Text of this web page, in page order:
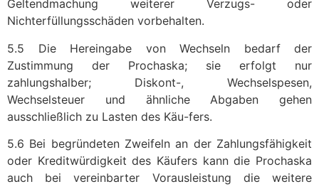
Geltendmachung weiterer Verzugs- oder
Nichterfüllungsschäden vorbehalten.
5.5 Die Hereingabe von Wechseln bedarf der
Zustimmung der Prochaska; sie erfolgt nur
zahlungshalber; Diskont-, Wechselspesen,
Wechselsteuer und ähnliche Abgaben gehen
ausschließlich zu Lasten des Käu-fers.
5.6 Bei begründeten Zweifeln an der Zahlungsfähigkeit
oder Kreditwürdigkeit des Käufers kann die Prochaska
auch bei vereinbarter Vorausleistung die weitere